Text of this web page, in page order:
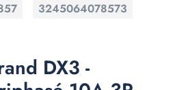
3245064078573
DX3 -